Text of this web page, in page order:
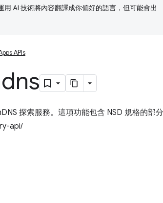
用 AI 技術將內容翻譯成你偏好的語言，但可能會出
APIs
探索服務。這項功能包含 NSD 規格的部分
api/